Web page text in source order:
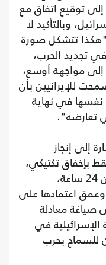
إلى توقيع اتفاق مع
وبالتأكيد لا
"هكذا تتشكل صورة
تجديد الحرب،
إلى مواجهة أوسع،
للإيرانيين بأن
نفسها في نهاية
تعارضه".
إلى إنجاز
بإخفاق تكتيكي،
بل بإحراج استراتيجي، ففي ألق من 24 ساعة،
وعمق اعتمادها على
صياغة معادلة
الإسرائيلية في
للسماح بحرب